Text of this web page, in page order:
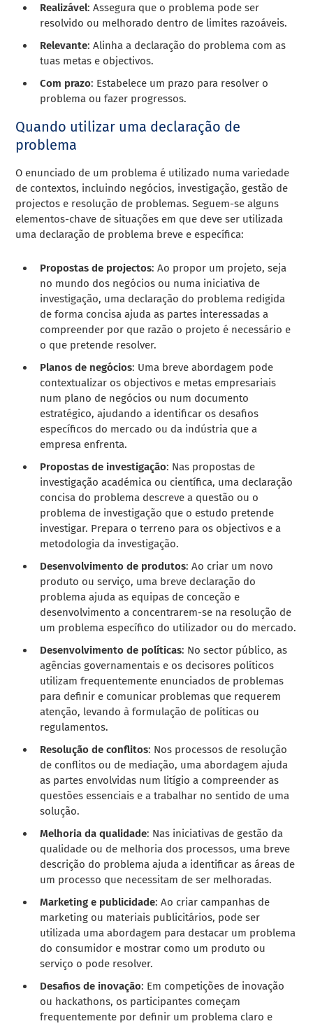
Realizável: Assegura que o problema pode ser
resolvido ou melhorado dentro de limites razoáveis.
Relevante: Alinha a declaração do problema com as
tuas metas e objectivos.
Com prazo: Estabelece um prazo para resolver o
problema ou fazer progressos.
Quando utilizar uma declaração de
problema
O enunciado de um problema é utilizado numa variedade
de contextos, incluindo negócios, investigação, gestão de
projectos e resolução de problemas. Seguem-se alguns
elementos-chave de situações em que deve ser utilizada
uma declaração de problema breve e específica:
Propostas de projectos: Ao propor um projeto, seja
no mundo dos negócios ou numa iniciativa de
investigação, uma declaração do problema redigida
de forma concisa ajuda as partes interessadas a
compreender por que razão o projeto é necessário e
o que pretende resolver.
Planos de negócios: Uma breve abordagem pode
contextualizar os objectivos e metas empresariais
num plano de negócios ou num documento
estratégico, ajudando a identificar os desafios
específicos do mercado ou da indústria que a
empresa enfrenta.
Propostas de investigação: Nas propostas de
investigação académica ou científica, uma declaração
concisa do problema descreve a questão ou o
problema de investigação que o estudo pretende
investigar. Prepara o terreno para os objectivos e a
metodologia da investigação.
Desenvolvimento de produtos: Ao criar um novo
produto ou serviço, uma breve declaração do
problema ajuda as equipas de conceção e
desenvolvimento a concentrarem-se na resolução de
um problema específico do utilizador ou do mercado.
Desenvolvimento de políticas: No sector público, as
agências governamentais e os decisores políticos
utilizam frequentemente enunciados de problemas
para definir e comunicar problemas que requerem
atenção, levando à formulação de políticas ou
regulamentos.
Resolução de conflitos: Nos processos de resolução
de conflitos ou de mediação, uma abordagem ajuda
as partes envolvidas num litígio a compreender as
questões essenciais e a trabalhar no sentido de uma
solução.
Melhoria da qualidade: Nas iniciativas de gestão da
qualidade ou de melhoria dos processos, uma breve
descrição do problema ajuda a identificar as áreas de
um processo que necessitam de ser melhoradas.
Marketing e publicidade: Ao criar campanhas de
marketing ou materiais publicitários, pode ser
utilizada uma abordagem para destacar um problema
do consumidor e mostrar como um produto ou
serviço o pode resolver.
Desafios de inovação: Em competições de inovação
ou hackathons, os participantes começam
frequentemente por definir um problema claro e